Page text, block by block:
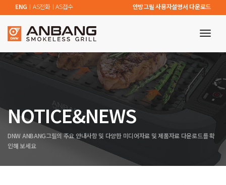
ENG ㅣ AS전화ㅣAS접수 안방그릴 사용자설명서 다운로드
NOTICE&NEWS
DNW ANBANG그릴의 주요 안내사항 및 다양한 미디어자료 및 제품자료 다운로드를 확
인해 보세요